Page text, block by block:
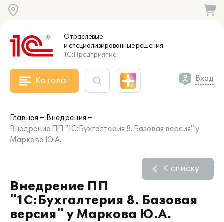
Отраслевые
и специализированныерешения
1С:Предприятие
Каталог Вход
Главная
Внедрения
Внедрение ПП "1С:Бухгалтерия 8. Базовая версия" у
Маркова Ю.А.
Внедрение ПП
"1С:Бухгалтерия 8. Базовая
версия" у Маркова Ю.А.
К списку